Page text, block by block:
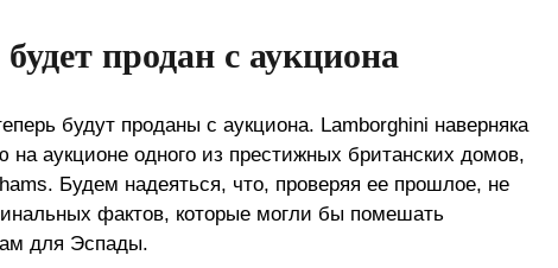
продан с аукциона
будут проданы с аукциона. Lamborghini наверняка
на аукционе одного из престижных британских домов,
Будем надеяться, что, проверяя ее прошлое, не
фактов, которые могли бы помешать
для Эспады.